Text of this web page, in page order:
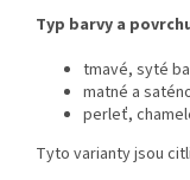
Typ barvy a
tmavé, syté
matné a
perleť,
Tyto varianty jsou